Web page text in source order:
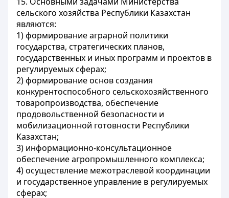
сельского хозяйства Республики Казахстан
являются:
1) формирование аграрной политики
государства, стратегических планов,
государственных и иных программ и проектов в
регулируемых сферах;
2) формирование основ создания
конкурентоспособного сельскохозяйственного
товаропроизводства, обеспечение
продовольственной безопасности и
мобилизационной готовности Республики
Казахстан;
3) информационно-консультационное
обеспечение агропромышленного комплекса;
4) осуществление межотраслевой координации
и государственное управление в регулируемых
сферах;